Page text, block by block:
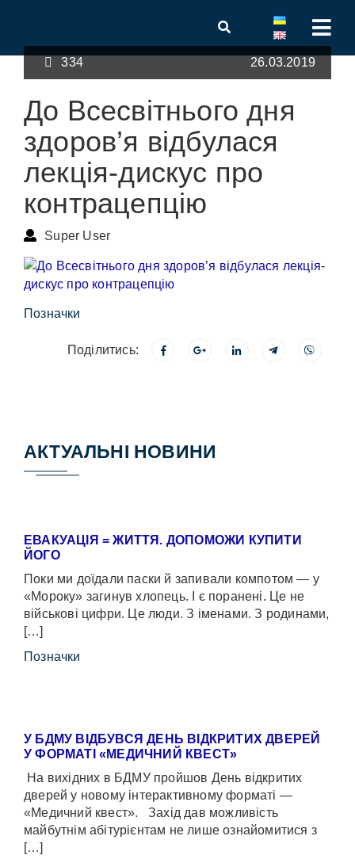
334 26.03.2019
До Всесвітнього дня
здоров’я відбулася
лекція-дискус про
контрацепцію
Super User
Позначки
Поділитись:
АКТУАЛЬНІ НОВИНИ
ЕВАКУАЦІЯ = ЖИТТЯ. ДОПОМОЖИ КУПИТИ
ЙОГО
Поки ми доїдали паски й запивали компотом — у
«Мороку» загинув хлопець. І є поранені. Це не
військові цифри. Це люди. З іменами. З родинами,
[…]
Позначки
У БДМУ ВІДБУВСЯ ДЕНЬ ВІДКРИТИХ ДВЕРЕЙ
У ФОРМАТІ «МЕДИЧНИЙ КВЕСТ»
На вихідних в БДМУ пройшов День відкритих
дверей у новому інтерактивному форматі —
«Медичний квест». Захід дав можливість
майбутнім абітурієнтам не лише ознайомитися з
[…]